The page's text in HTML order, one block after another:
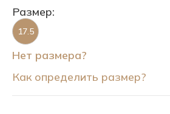
Размер:
17.5
Нет размера?
Как определить размер?